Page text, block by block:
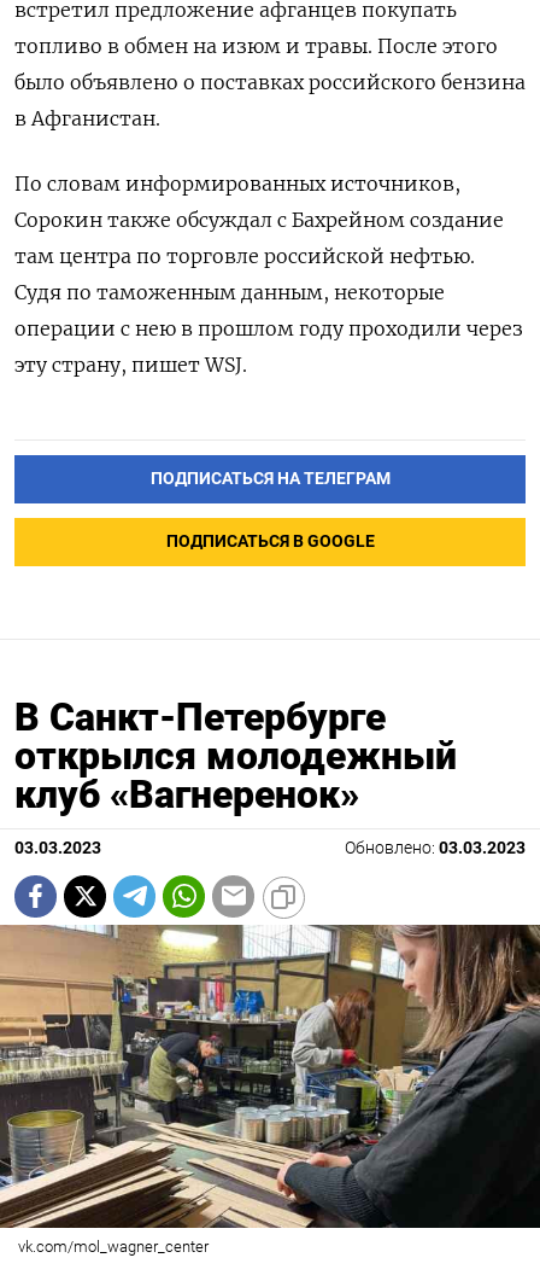
встретил предложение афганцев покупать
топливо в обмен на изюм и травы. После этого
было объявлено о поставках российского бензина
в Афганистан.
По словам информированных источников,
Сорокин также обсуждал с Бахрейном создание
там центра по торговле российской нефтью.
Судя по таможенным данным, некоторые
операции с нею в прошлом году проходили через
эту страну, пишет WSJ.
ПОДПИСАТЬСЯ НА ТЕЛЕГРАМ
ПОДПИСАТЬСЯ В GOOGLE
В Санкт-Петербурге
открылся молодежный
клуб «Вагнеренок»
03.03.2023 Обновлено: 03.03.2023
vk.com/mol_wagner_center